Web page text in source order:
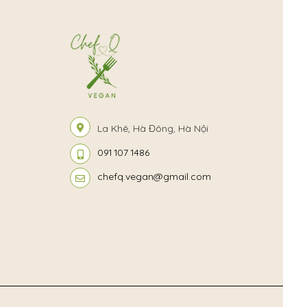
La Khê, Hà Đông, Hà Nội
091 107 1486
chefq.vegan@gmail.com